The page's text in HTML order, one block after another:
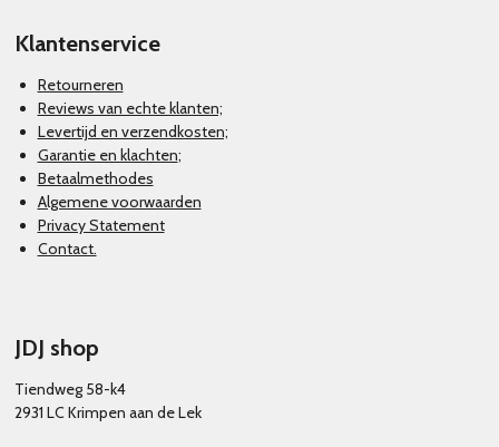
Klantenservice
Retourneren
Reviews van echte klanten;
Levertijd en verzendkosten;
Garantie en klachten;
Betaalmethodes
Algemene voorwaarden
Privacy Statement
Contact.
JDJ shop
Tiendweg 58-k4
2931 LC Krimpen aan de Lek